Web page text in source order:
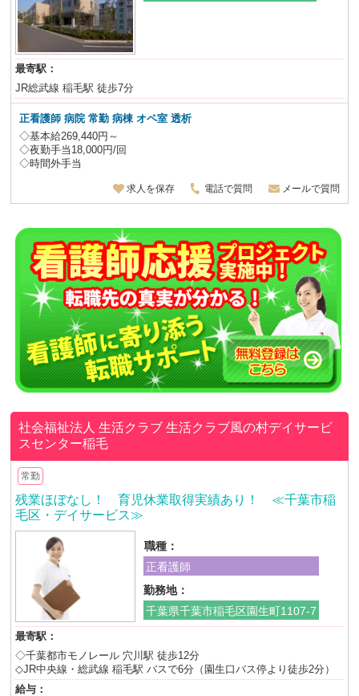
最寄駅：
JR総武線 稲毛駅 徒歩7分
正看護師 病院 常勤 病棟 オペ室 透析
◇基本給269,440円～
◇夜勤手当18,000円/回
◇時間外手当
求人を保存 電話で質問 メールで質問
社会福祉法人 生活クラブ生活クラブ風の村デイサービ
スセンター稲毛
常勤
残業ほぼなし！ 育児休業取得実績あり！ ≪千葉市稲
毛区・デイサービス≫
職種：
正看護師
勤務地：
千葉県千葉市稲毛区園生町1107-7
最寄駅：
◇千葉都市モノレール 穴川駅 徒歩12分
◇JR中央線・総武線 稲毛駅 バスで6分（園生口バス停より徒歩2分）
給与：